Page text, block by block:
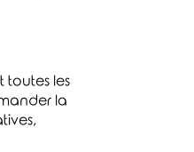
toutes les
la